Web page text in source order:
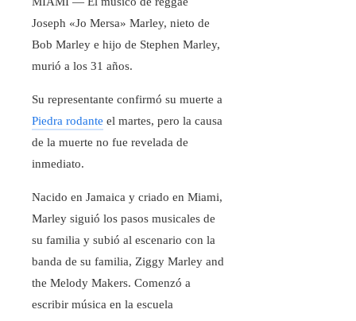
Joseph «Jo Mersa» Marley, nieto de
Bob Marley e hijo de Stephen Marley,
murió a los 31 años.
Su representante confirmó su muerte a
Piedra rodante el martes, pero la causa
de la muerte no fue revelada de
inmediato.
Nacido en Jamaica y criado en Miami,
Marley siguió los pasos musicales de
su familia y subió al escenario con la
banda de su familia, Ziggy Marley and
the Melody Makers. Comenzó a
escribir música en la escuela